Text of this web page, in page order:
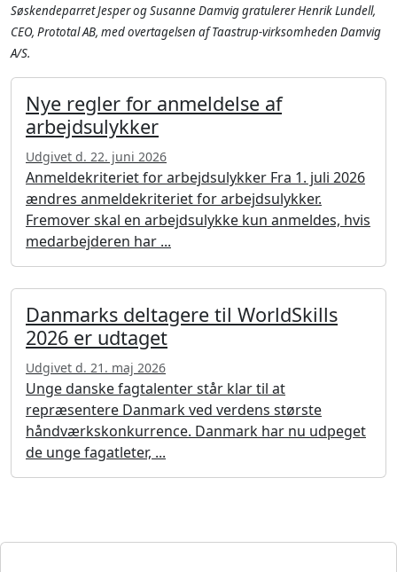
Søskendeparret Jesper og Susanne Damvig gratulerer Henrik Lundell,
CEO, Prototal AB, med overtagelsen af Taastrup-virksomheden Damvig
A/S.
Nye regler for anmeldelse af
arbejdsulykker
Udgivet d. 22. juni 2026
Anmeldekriteriet for arbejdsulykker Fra 1. juli 2026
ændres anmeldekriteriet for arbejdsulykker.
Fremover skal en arbejdsulykke kun anmeldes, hvis
medarbejderen har ...
Danmarks deltagere til WorldSkills
2026 er udtaget
Udgivet d. 21. maj 2026
Unge danske fagtalenter står klar til at
repræsentere Danmark ved verdens største
håndværkskonkurrence. Danmark har nu udpeget
de unge fagatleter, ...